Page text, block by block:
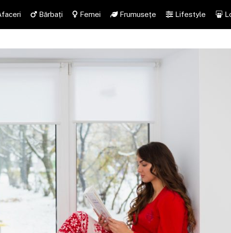
Bărbați Femei Frumusețe Lifestyle